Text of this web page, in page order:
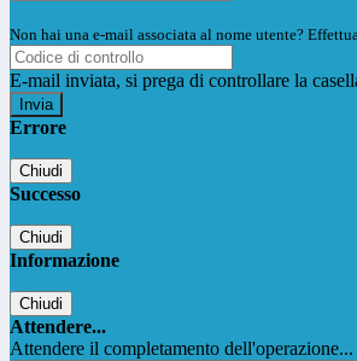
Non hai una e-mail associata al nome utente?
E-mail inviata, si prega di controllare la
Errore
Chiudi
Successo
Chiudi
Informazione
Chiudi
Attendere...
Attendere il completamento dell'operazione...